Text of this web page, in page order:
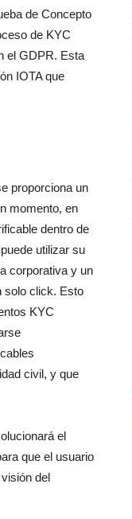
de Concepto
de KYC
el GDPR. Esta
IOTA que
proporciona un
momento, en
dentro de
utilizar su
corporativa y un
solo click. Esto
KYC
civil, y que
el
que el usuario
del